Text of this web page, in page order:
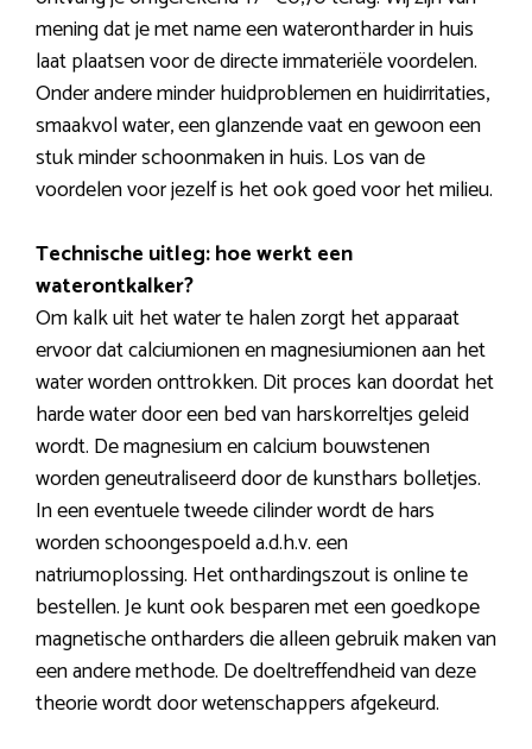
mening dat je met name een waterontharder in huis
laat plaatsen voor de directe immateriële voordelen.
Onder andere minder huidproblemen en huidirritaties,
smaakvol water, een glanzende vaat en gewoon een
stuk minder schoonmaken in huis. Los van de
voordelen voor jezelf is het ook goed voor het milieu.
Technische uitleg: hoe werkt een
waterontkalker?
Om kalk uit het water te halen zorgt het apparaat
ervoor dat calciumionen en magnesiumionen aan het
water worden onttrokken. Dit proces kan doordat het
harde water door een bed van harskorreltjes geleid
wordt. De magnesium en calcium bouwstenen
worden geneutraliseerd door de kunsthars bolletjes.
In een eventuele tweede cilinder wordt de hars
worden schoongespoeld a.d.h.v. een
natriumoplossing. Het onthardingszout is online te
bestellen. Je kunt ook besparen met een goedkope
magnetische ontharders die alleen gebruik maken van
een andere methode. De doeltreffendheid van deze
theorie wordt door wetenschappers afgekeurd.